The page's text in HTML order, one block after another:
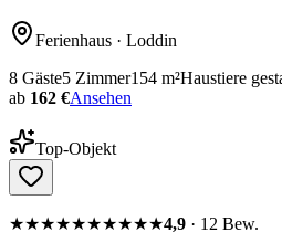
Ferienhaus · Loddin
8 Gäste5 Zimmer154 m²Haustiere
ab 162 €Ansehen
Top-Objekt
★★★★★★★★★★4,9 · 12 Bew.